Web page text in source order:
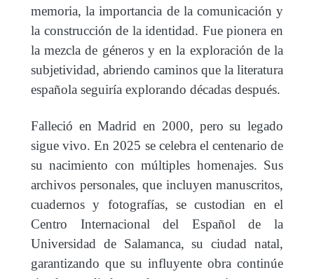
memoria, la importancia de la comunicación y
la construcción de la identidad. Fue pionera en
la mezcla de géneros y en la exploración de la
subjetividad, abriendo caminos que la literatura
española seguiría explorando décadas después.
Falleció en Madrid en 2000, pero su legado
sigue vivo. En 2025 se celebra el centenario de
su nacimiento con múltiples homenajes. Sus
archivos personales, que incluyen manuscritos,
cuadernos y fotografías, se custodian en el
Centro Internacional del Español de la
Universidad de Salamanca, su ciudad natal,
garantizando que su influyente obra continúe